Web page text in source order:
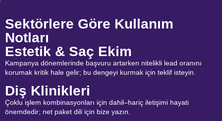
Sektörlere Göre Kullanım
Notları
Estetik & Saç Ekim
Kampanya dönemlerinde başvuru artarken nitelikli lead oranını
korumak kritik hale gelir; bu dengeyi kurmak için teklif isteyin.
Diş Klinikleri
Çoklu işlem kombinasyonları için dahil–hariç iletişimi hayati
önemdedir; net paket dili için bize yazın.